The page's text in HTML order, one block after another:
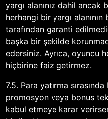
yargı alanınız dahil ancak
herhangi bir yargı
tarafından garanti
başka bir şekilde
edersiniz. Ayrıca, oyuncu
hiçbirine faiz getirmez.
7.5. Para yatırma
promosyon veya bonus
kabul etmeye karar